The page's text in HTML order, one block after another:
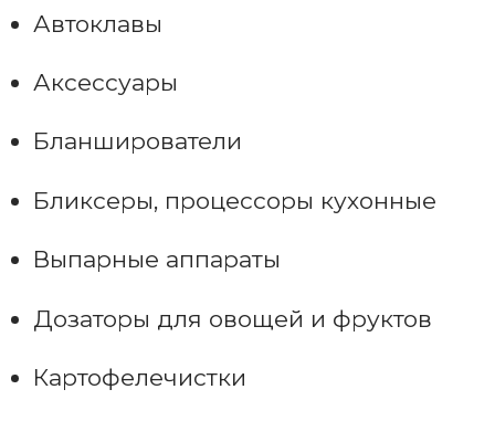
Автоклавы
Аксессуары
Бланширователи
Бликсеры, процессоры кухонные
Выпарные аппараты
Дозаторы для овощей и фруктов
Картофелечистки